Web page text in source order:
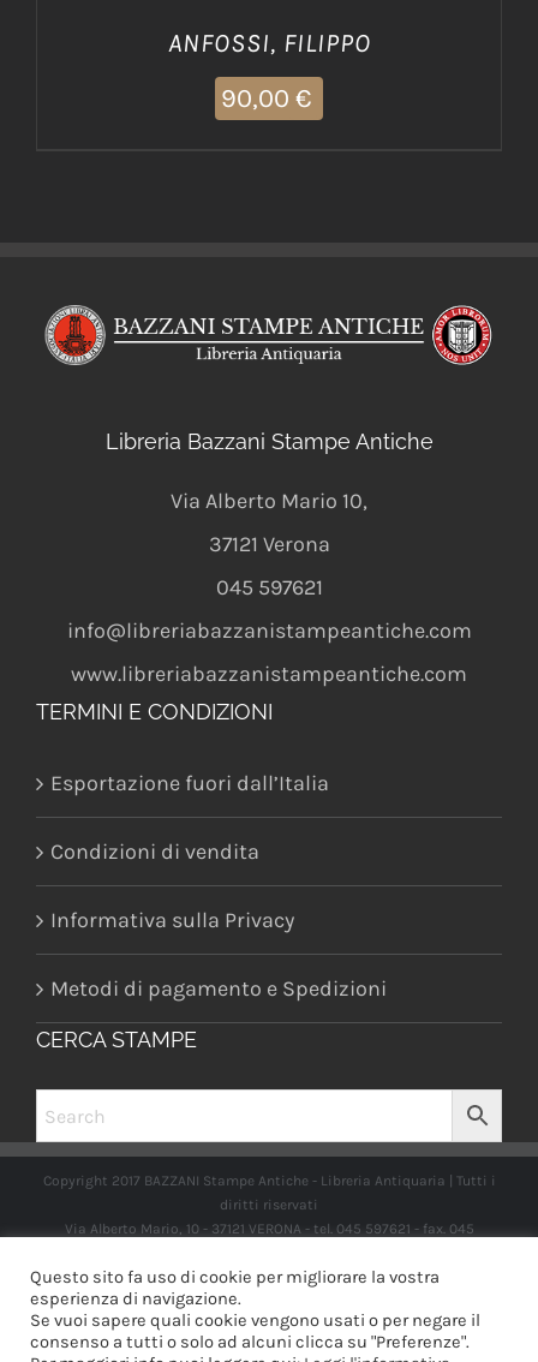
ANFOSSI, FILIPPO
90,00 €
Libreria Bazzani Stampe Antiche
Via Alberto Mario 10,
37121 Verona
045 597621
info@libreriabazzanistampeantiche.com
www.libreriabazzanistampeantiche.com
TERMINI E CONDIZIONI
Esportazione fuori dall’Italia
Condizioni di vendita
Informativa sulla Privacy
Metodi di pagamento e Spedizioni
CERCA STAMPE
Copyright 2017 BAZZANI Stampe Antiche - Libreria Antiquaria | Tutti i
diritti riservati
Via Alberto Mario, 10 - 37121 VERONA - tel. 045 597621 - fax. 045
IT03989970235
Questo sito fa uso di cookie per migliorare la vostra
esperienza di navigazione.
Se vuoi sapere quali cookie vengono usati o per negare il
consenso a tutti o solo ad alcuni clicca su "Preferenze".